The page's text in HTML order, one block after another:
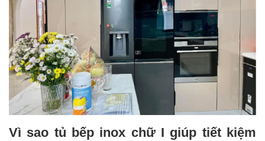
Vì sao tủ bếp inox chữ I giúp tiết kiệm